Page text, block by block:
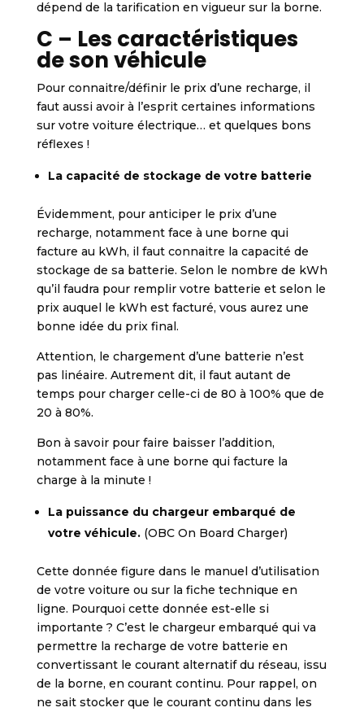
dépend de la tarification en vigueur sur la borne.
C – Les caractéristiques
de son véhicule
Pour connaitre/définir le prix d’une recharge, il
faut aussi avoir à l’esprit certaines informations
sur votre voiture électrique… et quelques bons
réflexes !
La capacité de stockage de votre batterie
Évidemment, pour anticiper le prix d’une
recharge, notamment face à une borne qui
facture au kWh, il faut connaitre la capacité de
stockage de sa batterie. Selon le nombre de kWh
qu’il faudra pour remplir votre batterie et selon le
prix auquel le kWh est facturé, vous aurez une
bonne idée du prix final.
Attention, le chargement d’une batterie n’est
pas linéaire. Autrement dit, il faut autant de
temps pour charger celle-ci de 80 à 100% que de
20 à 80%.
Bon à savoir pour faire baisser l’addition,
notamment face à une borne qui facture la
charge à la minute !
La puissance du chargeur embarqué de
votre véhicule.(OBC On Board Charger)
Cette donnée figure dans le manuel d’utilisation
de votre voiture ou sur la fiche technique en
ligne. Pourquoi cette donnée est-elle si
importante ? C’est le chargeur embarqué qui va
permettre la recharge de votre batterie en
convertissant le courant alternatif du réseau, issu
de la borne, en courant continu. Pour rappel, on
ne sait stocker que le courant continu dans les